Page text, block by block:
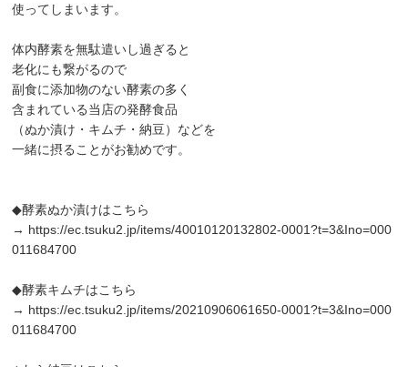
使ってしまいます。
体内酵素を無駄遣いし過ぎると
老化にも繋がるので
副食に添加物のない酵素の多く
含まれている当店の発酵食品
（ぬか漬け・キムチ・納豆）などを
一緒に摂ることがお勧めです。
◆酵素ぬか漬けはこちら
→ https://ec.tsuku2.jp/items/40010120132802-0001?t=3&Ino=000
011684700
◆酵素キムチはこちら
→ https://ec.tsuku2.jp/items/20210906061650-0001?t=3&Ino=000
011684700